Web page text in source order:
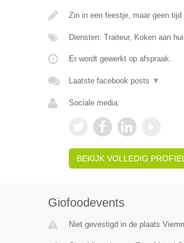
Zin in een feestje, maar geen
Diensten: Traiteur, Koken aan
Er wordt gewerkt op afspraak.
Laatste facebook posts ▼
Sociale media:
BEKIJK VOLLEDIG PROFIEL
Giofoodevents
Niet gevestigd in de plaats